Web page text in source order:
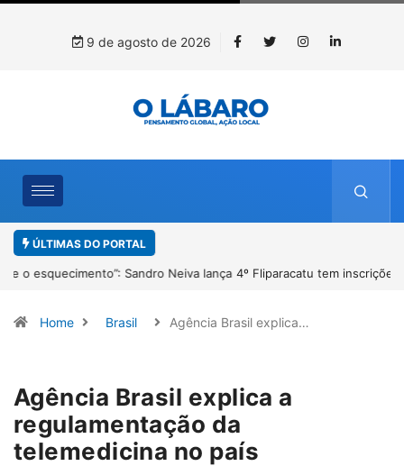
9 de agosto de 2026
ÚLTIMAS DO PORTAL
4º Fliparacatu tem inscrições abertas para o Prêmio de Redação e
Home Brasil Agência Brasil explica…
Agência Brasil explica a
regulamentação da
telemedicina no país